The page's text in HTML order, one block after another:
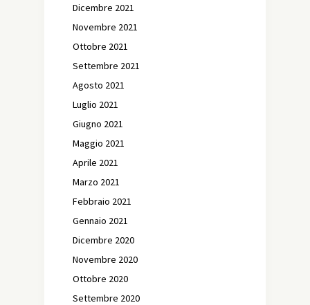
Dicembre 2021
Novembre 2021
Ottobre 2021
Settembre 2021
Agosto 2021
Luglio 2021
Giugno 2021
Maggio 2021
Aprile 2021
Marzo 2021
Febbraio 2021
Gennaio 2021
Dicembre 2020
Novembre 2020
Ottobre 2020
Settembre 2020